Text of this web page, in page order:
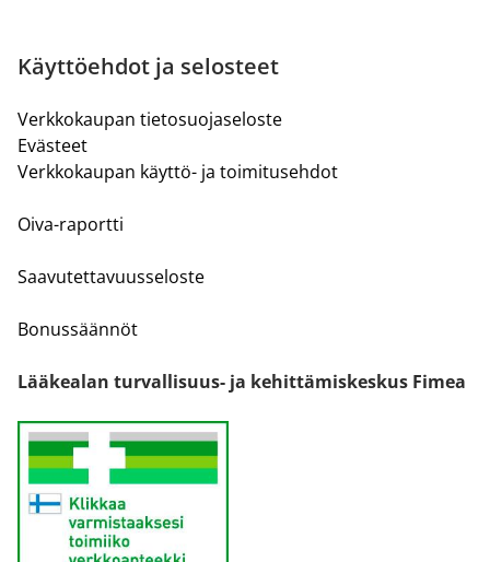
Käyttöehdot ja selosteet
Verkkokaupan tietosuojaseloste
Evästeet
Verkkokaupan käyttö- ja toimitusehdot
Oiva-raportti
Saavutettavuusseloste
Bonussäännöt
Lääkealan turvallisuus- ja kehittämiskeskus Fimea